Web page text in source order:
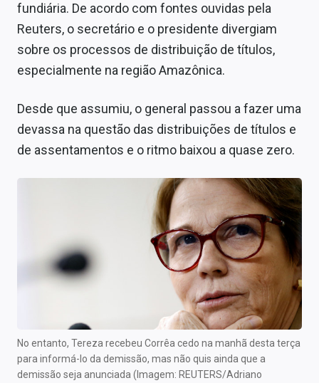
fundiária. De acordo com fontes ouvidas pela
Reuters, o secretário e o presidente divergiam
sobre os processos de distribuição de títulos,
especialmente na região Amazônica.
Desde que assumiu, o general passou a fazer uma
devassa na questão das distribuições de títulos e
de assentamentos e o ritmo baixou a quase zero.
No entanto, Tereza recebeu Corrêa cedo na manhã desta terça
para informá-lo da demissão, mas não quis ainda que a
demissão seja anunciada (Imagem: REUTERS/Adriano